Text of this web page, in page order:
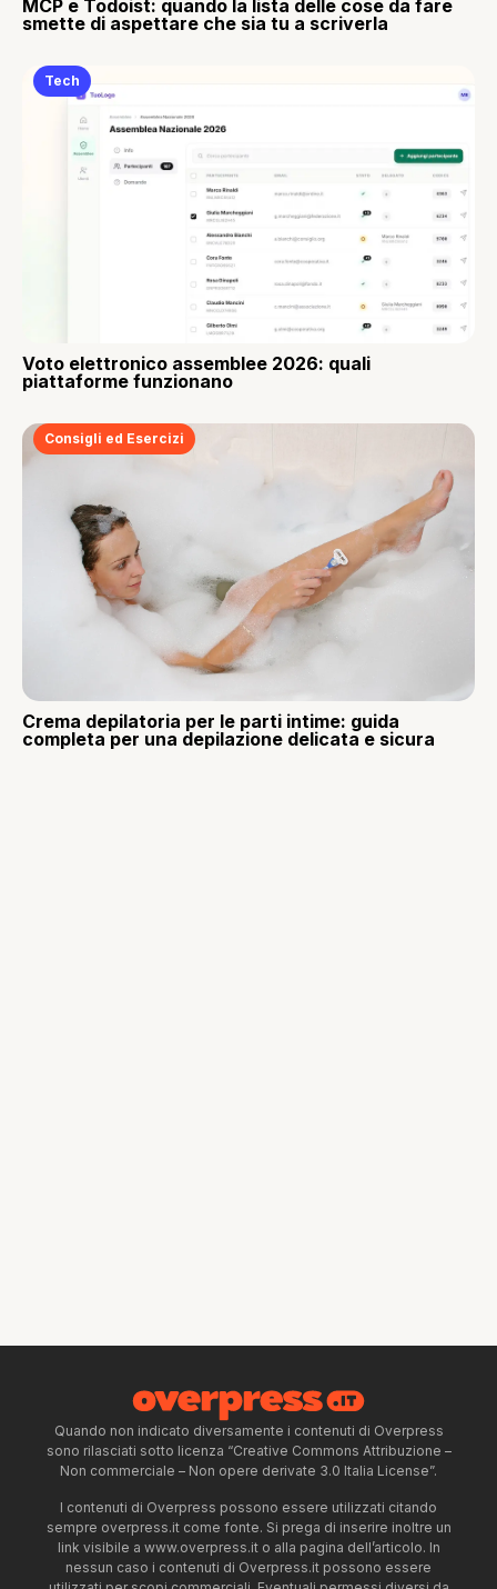
MCP e Todoist: quando la lista delle cose da fare
smette di aspettare che sia tu a scriverla
Tech
Voto elettronico assemblee 2026: quali
piattaforme funzionano
Consigli ed Esercizi
Crema depilatoria per le parti intime: guida
completa per una depilazione delicata e sicura
Quando non indicato diversamente i contenuti di Overpress
sono rilasciati sotto licenza “Creative Commons Attribuzione –
Non commerciale – Non opere derivate 3.0 Italia License”.
I contenuti di Overpress possono essere utilizzati citando
sempre overpress.it come fonte. Si prega di inserire inoltre un
link visibile a www.overpress.it o alla pagina dell’articolo. In
nessun caso i contenuti di Overpress.it possono essere